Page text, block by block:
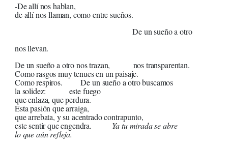
-De allí nos hablan,
de allí nos llaman, como entre sueños.
De un sueño a otro
nos llevan.
De un sueño a otro nos trazan, nos transparentan.
Como rasgos muy tenues en un paisaje.
Como respiros. De un sueño a otro buscamos
la solidez: este fuego
que enlaza, que perdura.
Esta pasión que arraiga,
que arrebata, y su acentrado contrapunto,
este sentir que engendra. Ya tu mirada se abre
lo que aún refleja.